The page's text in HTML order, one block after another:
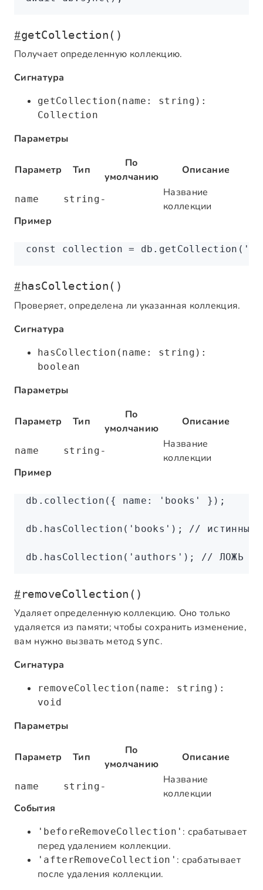
#getCollection()
Получает определенную коллекцию.
Сигнатура
getCollection(name: string):
Collection
Параметры
Параметр Тип
По
умолчанию
Описание
name string -
Название
коллекции
Пример
const collection = db .getCollection (
#hasCollection()
Проверяет, определена ли указанная коллекция.
Сигнатура
hasCollection(name: string):
boolean
Параметры
Параметр Тип
По
умолчанию
Описание
name string -
Название
коллекции
Пример
db .collection ({ name : 'books' });
db .hasCollection ( 'books' ); // истинный
db .hasCollection ( 'authors' ); // ЛОЖЬ
#removeCollection()
Удаляет определенную коллекцию. Оно только
удаляется из памяти; чтобы сохранить изменение,
вам нужно вызвать метод sync.
Сигнатура
removeCollection(name: string):
void
Параметры
Параметр Тип
По
умолчанию
Описание
name string -
Название
коллекции
События
'beforeRemoveCollection' : срабатывает
перед удалением коллекции.
'afterRemoveCollection' : срабатывает
после удаления коллекции.